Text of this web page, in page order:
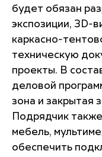
будет обязан
экспозиции, 3D-
каркасно-
техническую
проекты. В
деловой
зона и закрытая
Подрядчик
мебель,
обеспечить